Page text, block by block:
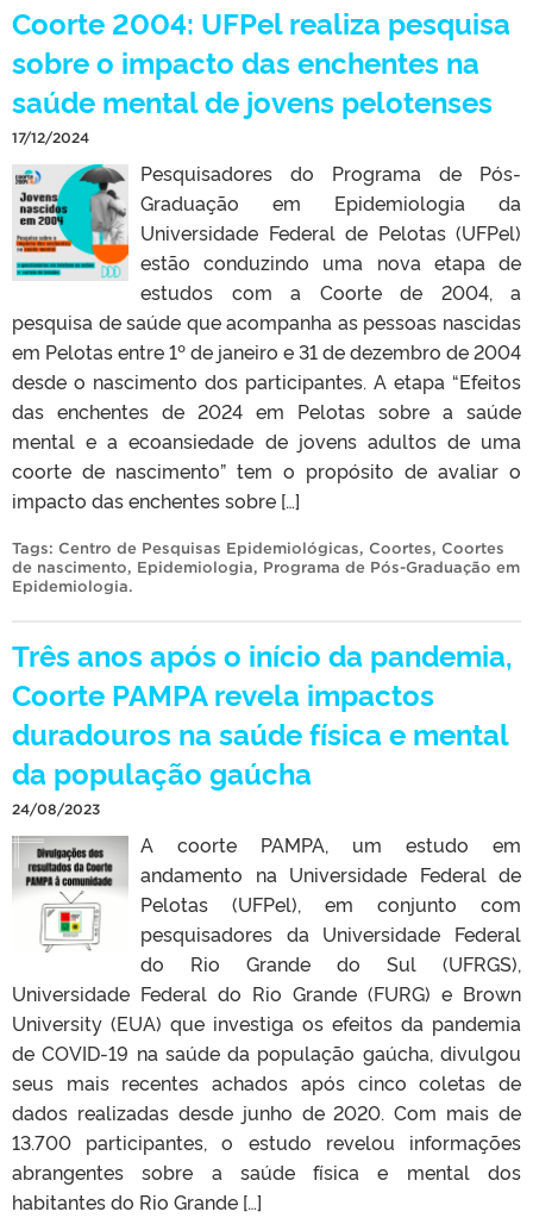
Coorte 2004: UFPel realiza pesquisa
sobre o impacto das enchentes na
saúde mental de jovens pelotenses
17/12/2024
Pesquisadores do Programa de Pós-
Graduação em Epidemiologia da
Universidade Federal de Pelotas (UFPel)
estão conduzindo uma nova etapa de
estudos com a Coorte de 2004, a
pesquisa de saúde que acompanha as pessoas nascidas
em Pelotas entre 1º de janeiro e 31 de dezembro de 2004
desde o nascimento dos participantes. A etapa “Efeitos
das enchentes de 2024 em Pelotas sobre a saúde
mental e a ecoansiedade de jovens adultos de uma
coorte de nascimento” tem o propósito de avaliar o
impacto das enchentes sobre […]
Tags: Centro de Pesquisas Epidemiológicas, Coortes, Coortes
de nascimento, Epidemiologia, Programa de Pós-Graduação em
Epidemiologia.
Três anos após o início da pandemia,
Coorte PAMPA revela impactos
duradouros na saúde física e mental
da população gaúcha
24/08/2023
A coorte PAMPA, um estudo em
andamento na Universidade Federal de
Pelotas (UFPel), em conjunto com
pesquisadores da Universidade Federal
do Rio Grande do Sul (UFRGS),
Universidade Federal do Rio Grande (FURG) e Brown
University (EUA) que investiga os efeitos da pandemia
de COVID-19 na saúde da população gaúcha, divulgou
seus mais recentes achados após cinco coletas de
dados realizadas desde junho de 2020. Com mais de
13.700 participantes, o estudo revelou informações
abrangentes sobre a saúde física e mental dos
habitantes do Rio Grande […]